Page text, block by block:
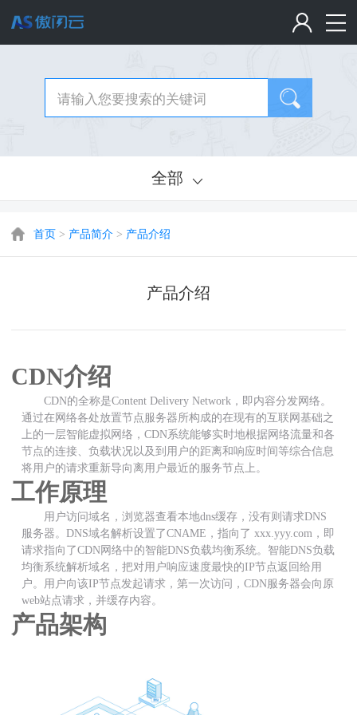
全部
首页 > 产品简介 > 产品介绍
产品介绍
CDN介绍
CDN的全称是Content Delivery Network，即内容分发网络。
通过在网络各处放置节点服务器所构成的在现有的互联网基础之
上的一层智能虚拟网络，CDN系统能够实时地根据网络流量和各
节点的连接、负载状况以及到用户的距离和响应时间等综合信息
将用户的请求重新导向离用户最近的服务节点上。
工作原理
用户访问域名，浏览器查看本地dns缓存，没有则请求DNS
服务器。DNS域名解析设置了CNAME，指向了 xxx.yyy.com，即
请求指向了CDN网络中的智能DNS负载均衡系统。智能DNS负载
均衡系统解析域名，把对用户响应速度最快的IP节点返回给用
户。用户向该IP节点发起请求，第一次访问，CDN服务器会向原
web站点请求，并缓存内容。
产品架构